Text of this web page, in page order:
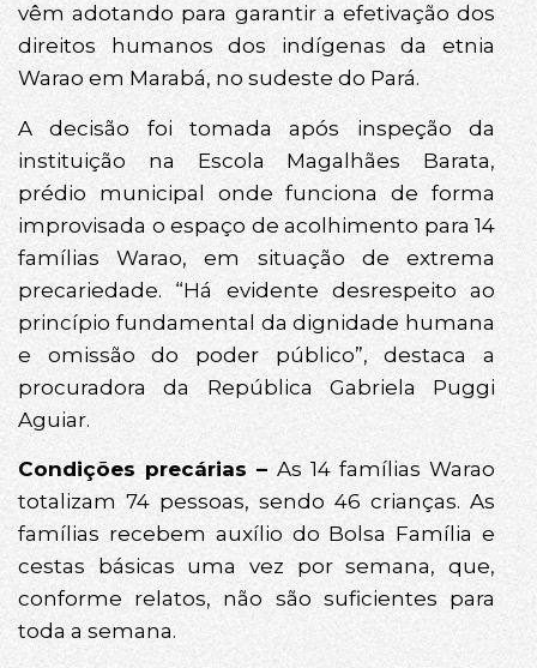
vêm adotando para garantir a efetivação dos
direitos humanos dos indígenas da etnia
Warao em Marabá, no sudeste do Pará.
A decisão foi tomada após inspeção da
instituição na Escola Magalhães Barata,
prédio municipal onde funciona de forma
improvisada o espaço de acolhimento para 14
famílias Warao, em situação de extrema
precariedade. “Há evidente desrespeito ao
princípio fundamental da dignidade humana
e omissão do poder público”, destaca a
procuradora da República Gabriela Puggi
Aguiar.
Condições precárias – As 14 famílias Warao
totalizam 74 pessoas, sendo 46 crianças. As
famílias recebem auxílio do Bolsa Família e
cestas básicas uma vez por semana, que,
conforme relatos, não são suficientes para
toda a semana.